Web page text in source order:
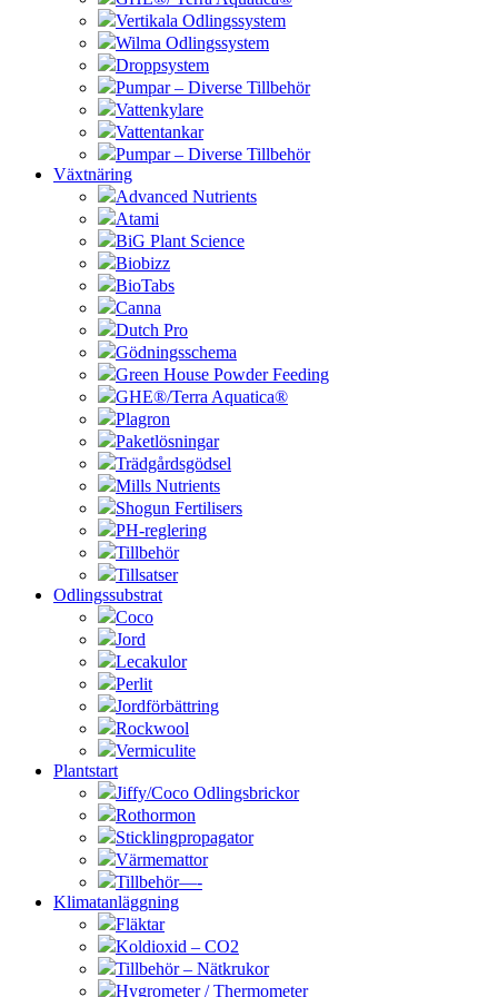
Vertikala Odlingssystem
Wilma Odlingssystem
Droppsystem
Pumpar – Diverse Tillbehör
Vattenkylare
Vattentankar
Pumpar – Diverse Tillbehör
Växtnäring
Advanced Nutrients
Atami
BiG Plant Science
Biobizz
BioTabs
Canna
Dutch Pro
Gödningsschema
Green House Powder Feeding
GHE®/Terra Aquatica®
Plagron
Paketlösningar
Trädgårdsgödsel
Mills Nutrients
Shogun Fertilisers
PH-reglering
Tillbehör
Tillsatser
Odlingssubstrat
Coco
Jord
Lecakulor
Perlit
Jordförbättring
Rockwool
Vermiculite
Plantstart
Jiffy/Coco Odlingsbrickor
Rothormon
Sticklingpropagator
Värmemattor
Tillbehör—-
Klimatanläggning
Fläktar
Koldioxid – CO2
Tillbehör – Nätkrukor
Hygrometer / Thermometer